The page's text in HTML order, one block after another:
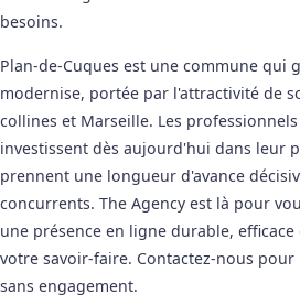
besoins.
Plan-de-Cuques est une commune qui
modernise, portée par l'attractivité de
collines et Marseille. Les
investissent dès aujourd'hui dans leur
prennent une longueur d'avance
concurrents. The Agency est là pour
une présence en ligne durable,
votre savoir-faire. Contactez-nous
sans engagement.